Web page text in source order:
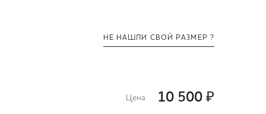
НЕ НАШЛИ СВОЙ РАЗМЕР ?
Цена 10 500 ₽